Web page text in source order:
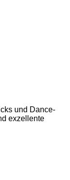
und Dance-
exzellente